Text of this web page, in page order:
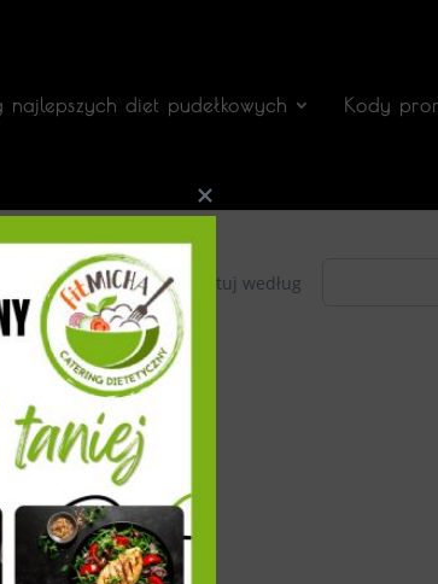
najlepszych diet pudełkowych Kody
Sortuj według